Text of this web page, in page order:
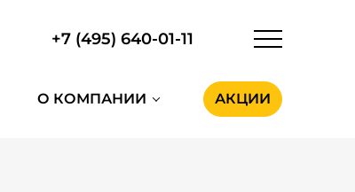
+7 (495) 640-01-11
О КОМПАНИИ АКЦИИ